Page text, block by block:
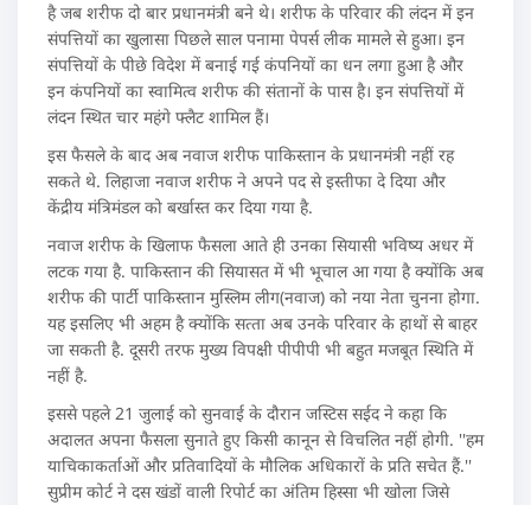
है जब शरीफ दो बार प्रधानमंत्री बने थे। शरीफ के परिवार की लंदन में इन
संपत्तियों का खुलासा पिछले साल पनामा पेपर्स लीक मामले से हुआ। इन
संपत्तियों के पीछे विदेश में बनाई गई कंपनियों का धन लगा हुआ है और
इन कंपनियों का स्वामित्व शरीफ की संतानों के पास है। इन संपत्तियों में
लंदन स्थित चार महंगे फ्लैट शामिल हैं।
इस फैसले के बाद अब नवाज शरीफ पाकिस्‍तान के प्रधानमंत्री नहीं रह
सकते थे. लिहाजा नवाज शरीफ ने अपने पद से इस्‍तीफा दे दिया और
केंद्रीय मंत्रिमंडल को बर्खास्‍त कर दिया गया है.
नवाज शरीफ के खिलाफ फैसला आते ही उनका सियासी भविष्‍य अधर में
लटक गया है. पाकिस्‍तान की सियासत में भी भूचाल आ गया है क्‍योंकि अब
शरीफ की पार्टी पाकिस्‍तान मुस्लिम लीग(नवाज) को नया नेता चुनना होगा.
यह इसलिए भी अहम है क्‍योंकि सत्‍ता अब उनके परिवार के हाथों से बाहर
जा सकती है. दूसरी तरफ मुख्‍य विपक्षी पीपीपी भी बहुत मजबूत स्थिति में
नहीं है.
इससे पहले 21 जुलाई को सुनवाई के दौरान जस्टिस सईद ने कहा कि
अदालत अपना फैसला सुनाते हुए किसी कानून से विचलित नहीं होगी. ''हम
याचिकाकर्ताओं और प्रतिवादियों के मौलिक अधिकारों के प्रति सचेत हैं.''
सुप्रीम कोर्ट ने दस खंडों वाली रिपोर्ट का अंतिम हिस्सा भी खोला जिसे